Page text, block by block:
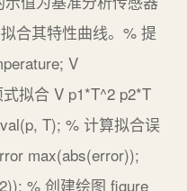
合其特性曲线。% 提
V
拟合 V p1*T^2 p2*T
T); % 计算拟合误
max(abs(error));
% 创建绘图 figure